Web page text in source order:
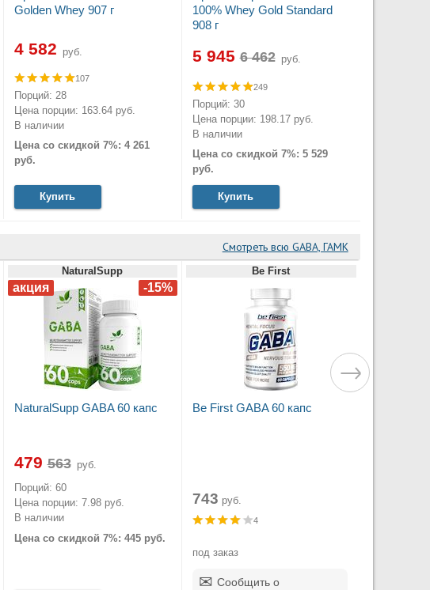
Golden Whey 907 г
4 582 руб.
107
Порций: 28
Цена порции: 163.64 руб.
В наличии
Цена со скидкой 7%: 4 261
руб.
Купить
100% Whey Gold Standard
908 г
5 945 руб.
249
Порций: 30
Цена порции: 198.17 руб.
В наличии
Цена со скидкой 7%: 5 529
руб.
Купить
Смотреть всю GABA, ГАМК
NaturalSupp
NaturalSupp GABA 60 капс
479
руб.
Порций: 60
Цена порции: 7.98 руб.
В наличии
Цена со скидкой 7%: 445 руб.
Be First
Be First GABA 60 капс
743 руб.
4
под заказ
Сообщить о